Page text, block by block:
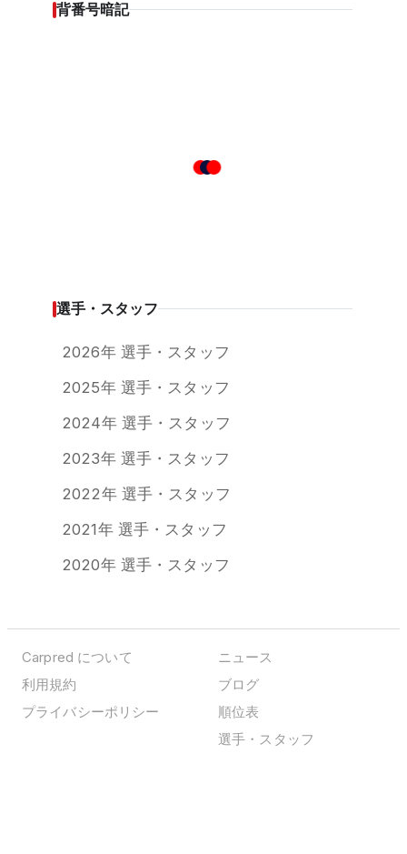
背番号暗記
選手・スタッフ
2026年 選手・スタッフ
2025年 選手・スタッフ
2024年 選手・スタッフ
2023年 選手・スタッフ
2022年 選手・スタッフ
2021年 選手・スタッフ
2020年 選手・スタッフ
Carpred について
利用規約
プライバシーポリシー
ニュース
ブログ
順位表
選手・スタッフ